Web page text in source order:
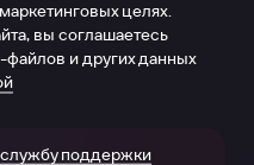
целях.
вы соглашаетесь
и других данных
службу поддержки